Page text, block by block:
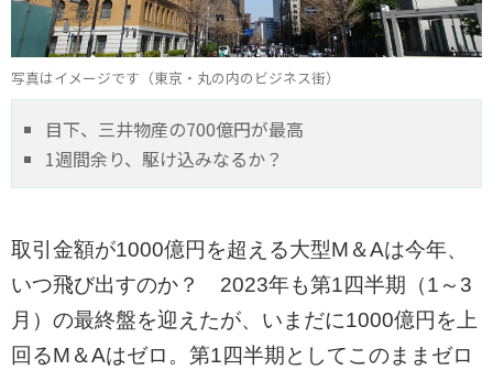
写真はイメージです（東京・丸の内のビジネス街）
目下、三井物産の700億円が最高
1週間余り、駆け込みなるか？
取引金額が1000億円を超える大型M＆Aは今年、
いつ飛び出すのか？ 2023年も第1四半期（1～3
月）の最終盤を迎えたが、いまだに1000億円を上
回るM＆Aはゼロ。第1四半期としてこのままゼロ